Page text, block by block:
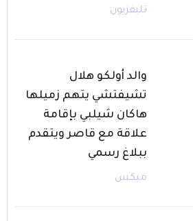
تليفزيون
والد أولكو هلال
تشيفتشي يتهم زميلها
هاكان شيلبي بإقامة
علاقة مع قاصر ويتقدم
ببلاغ رسمي
ميكس